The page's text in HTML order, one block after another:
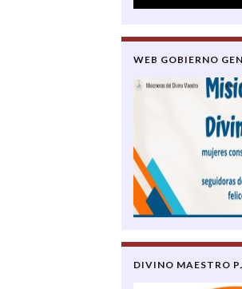
WEB GOBIERNO
DIVINO MAESTRO